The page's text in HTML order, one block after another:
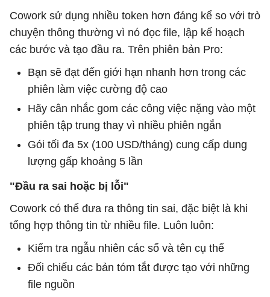
Cowork sử dụng nhiều token hơn đáng kể so với trò
chuyện thông thường vì nó đọc file, lập kế hoạch
các bước và tạo đầu ra. Trên phiên bản Pro:
Bạn sẽ đạt đến giới hạn nhanh hơn trong các
phiên làm việc cường độ cao
Hãy cân nhắc gom các công việc nặng vào một
phiên tập trung thay vì nhiều phiên ngắn
Gói tối đa 5x (100 USD/tháng) cung cấp dung
lượng gấp khoảng 5 lần
"Đầu ra sai hoặc bị lỗi"
Cowork có thể đưa ra thông tin sai, đặc biệt là khi
tổng hợp thông tin từ nhiều file. Luôn luôn:
Kiểm tra ngẫu nhiên các số và tên cụ thể
Đối chiếu các bản tóm tắt được tạo với những
file nguồn